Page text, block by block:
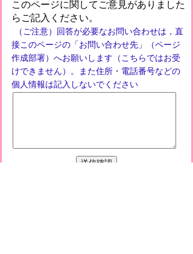
このページに関してご意見がありました
らご記入ください。
（ご注意）回答が必要なお問い合わせは，直
接このページの「お問い合わせ先」（ページ
作成部署）へお願いします（こちらではお受
けできません）。また住所・電話番号などの
個人情報は記入しないでください